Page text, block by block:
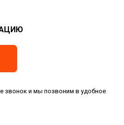
звонок и мы позвоним в удобное